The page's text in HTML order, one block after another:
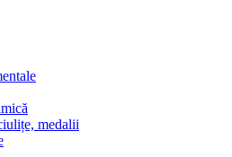
medalii